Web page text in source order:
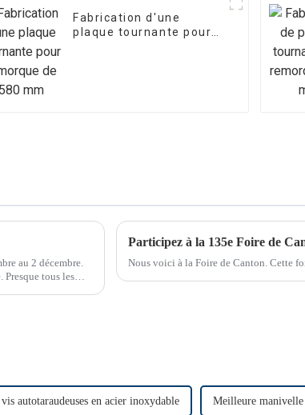
Fabrication d'une
plaque tournante pour
au 2 décembre.
tous les
Participez à la 135e Foire de
Nous voici à la Foire de Canton. Cette
autotaraudeuses en acier inoxydable Meilleure manivelle